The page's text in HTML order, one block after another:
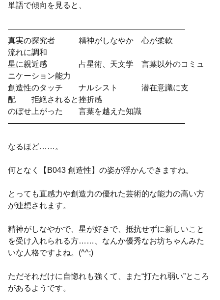
単語で傾向を見ると、
——————————————————————–
真実の探究者 精神がしなやか 心が柔軟
流れに調和
星に親近感 占星術、天文学 言葉以外のコミュ
ニケーション能力
創造性のタッチ ナルシスト 潜在意識に支
配 拒絶されると挫折感
のぼせ上がった 言葉を越えた知識
——————————————————————–
なるほど……。
何となく【B043 創造性】の姿が浮かんできますね。
とっても直感力や創造力の優れた芸術的な能力の高い方
が連想されます。
精神がしなやかで、星が好きで、抵抗せずに新しいこと
を受け入れられる方……、なんか優秀なお坊ちゃんみた
いな人格ですよね。(^^;)
ただそれだけに自惚れも強くて、また“打たれ弱い”ところ
があるようです。